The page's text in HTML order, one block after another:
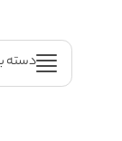
دسته